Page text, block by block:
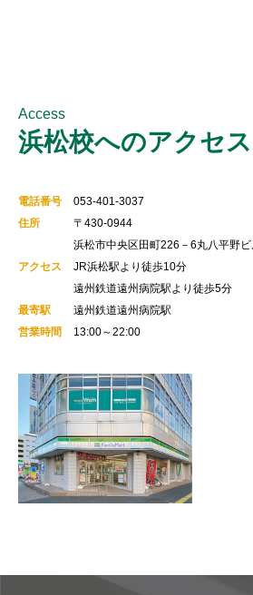
Access
浜松校へのアクセス
電話番号
053-401-3037
住所
〒430-0944
浜松市中央区田町226－6丸八平野
アクセス
JR浜松駅より徒歩10分
遠州鉄道遠州病院駅より徒歩5分
最寄駅
遠州鉄道遠州病院駅
営業時間
13:00～22:00